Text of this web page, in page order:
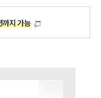
예약
까지 가능